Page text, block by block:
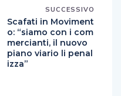
SUCCESSIVO
Scafati in Moviment
o: “siamo con i com
mercianti, il nuovo
piano viario li penal
izza”